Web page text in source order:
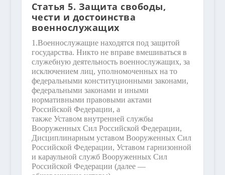
Статья 5. Защита свободы,
чести и достоинства
военнослужащих
1.Военнослужащие находятся под защитой
государства. Никто не вправе вмешиваться в
служебную деятельность военнослужащих, за
исключением лиц, уполномоченных на то
федеральными конституционными законами,
федеральными законами и иными
нормативными правовыми актами
Российской Федерации, а
также Уставом внутренней службы
Вооруженных Сил Российской Федерации,
Дисциплинарным уставом Вооруженных Сил
Российской Федерации, Уставом гарнизонной
и караульной служб Вооруженных Сил
Российской Федерации (далее —